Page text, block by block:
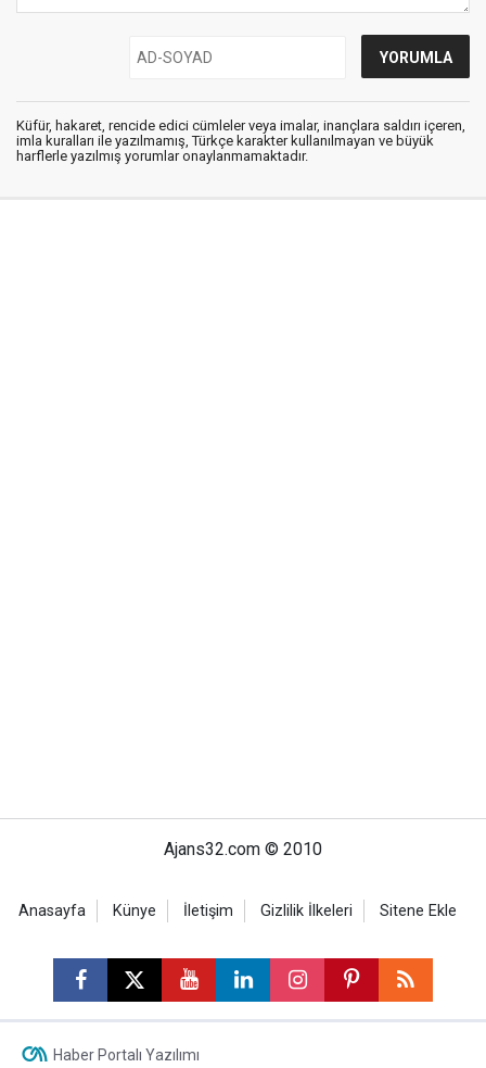
Küfür, hakaret, rencide edici cümleler veya imalar, inançlara saldırı içeren,
imla kuralları ile yazılmamış, Türkçe karakter kullanılmayan ve büyük
harflerle yazılmış yorumlar onaylanmamaktadır.
Ajans32.com © 2010
Anasayfa Künye İletişim Gizlilik İlkeleri Sitene Ekle
Haber Portalı Yazılımı